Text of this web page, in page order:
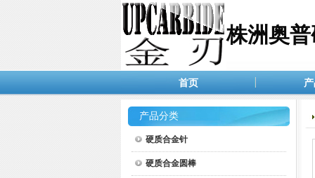
株洲奥
首页
产品分类
硬质合金针
硬质合金圆棒